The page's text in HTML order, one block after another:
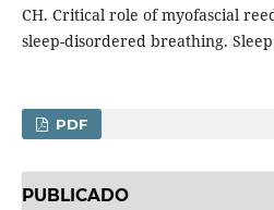
CH. Critical role of myofascial
sleep-disordered breathing.
PDF
PUBLICADO